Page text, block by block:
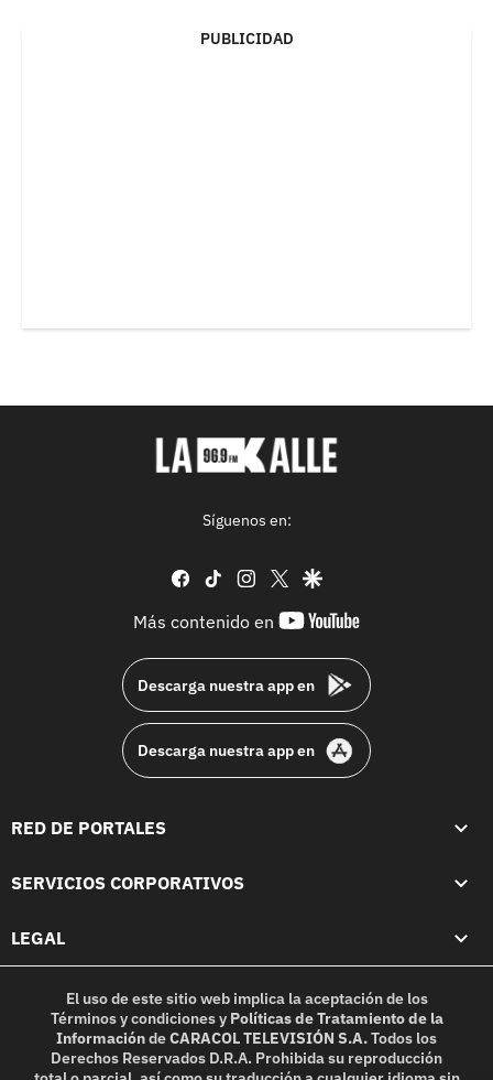
PUBLICIDAD
Síguenos en:
facebook
tiktok instagram
twittergoogle
Más contenido en
youtube-
Descarga nuestra app en
Descarga nuestra app en
RED DE PORTALES
SERVICIOS CORPORATIVOS
LEGAL
El uso de este sitio web implica la aceptación de los
Términos y condicionesy Políticas de Tratamiento de la
InformacióndeCARACOL TELEVISIÓN S.A.Todos los
Derechos Reservados D.R.A. Prohibida su reproducción